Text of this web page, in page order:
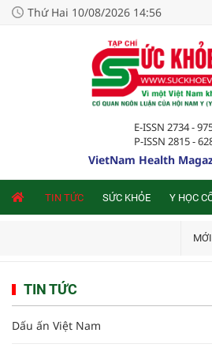
Thứ Hai 10/08/2026 14:56
E-ISSN 2734 -
P-ISSN 2815 -
VietNam Health
TIN TỨC SỨC KHỎE Y HỌC
TIN TỨC
Dấu ấn Việt Nam